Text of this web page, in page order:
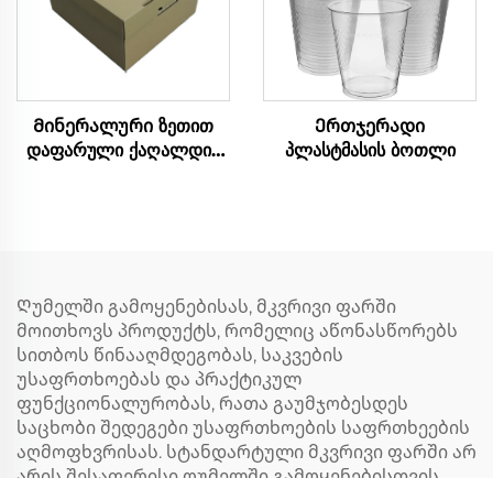
Მინერალური ზეთით
დაფარული ქაღალდის
Ერთჯერადი
პლასტმასის ბოთლი
Ღუმელში გამოყენებისას, მკვრივი ფარში
მოითხოვს პროდუქტს, რომელიც აწონასწორებს
სითბოს წინააღმდეგობას, საკვების
უსაფრთხოებას და პრაქტიკულ
ფუნქციონალურობას, რათა გაუმჯობესდეს
საცხობი შედეგები უსაფრთხოების საფრთხეების
აღმოფხვრისას. სტანდარტული მკვრივი ფარში არ